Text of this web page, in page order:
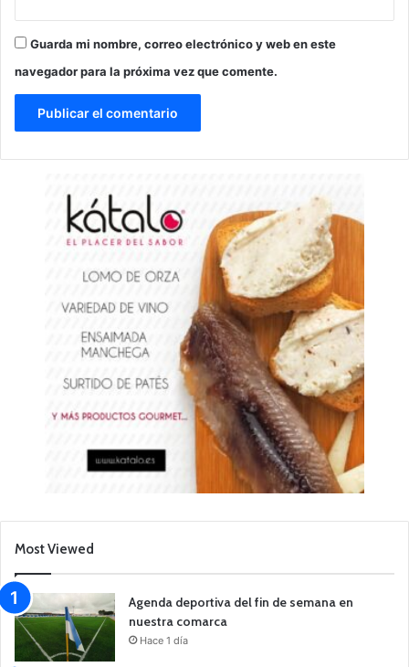
Guarda mi nombre, correo electrónico y web en este
navegador para la próxima vez que comente.
Most Viewed
Agenda deportiva del fin de semana en
nuestra comarca
Hace 1 día